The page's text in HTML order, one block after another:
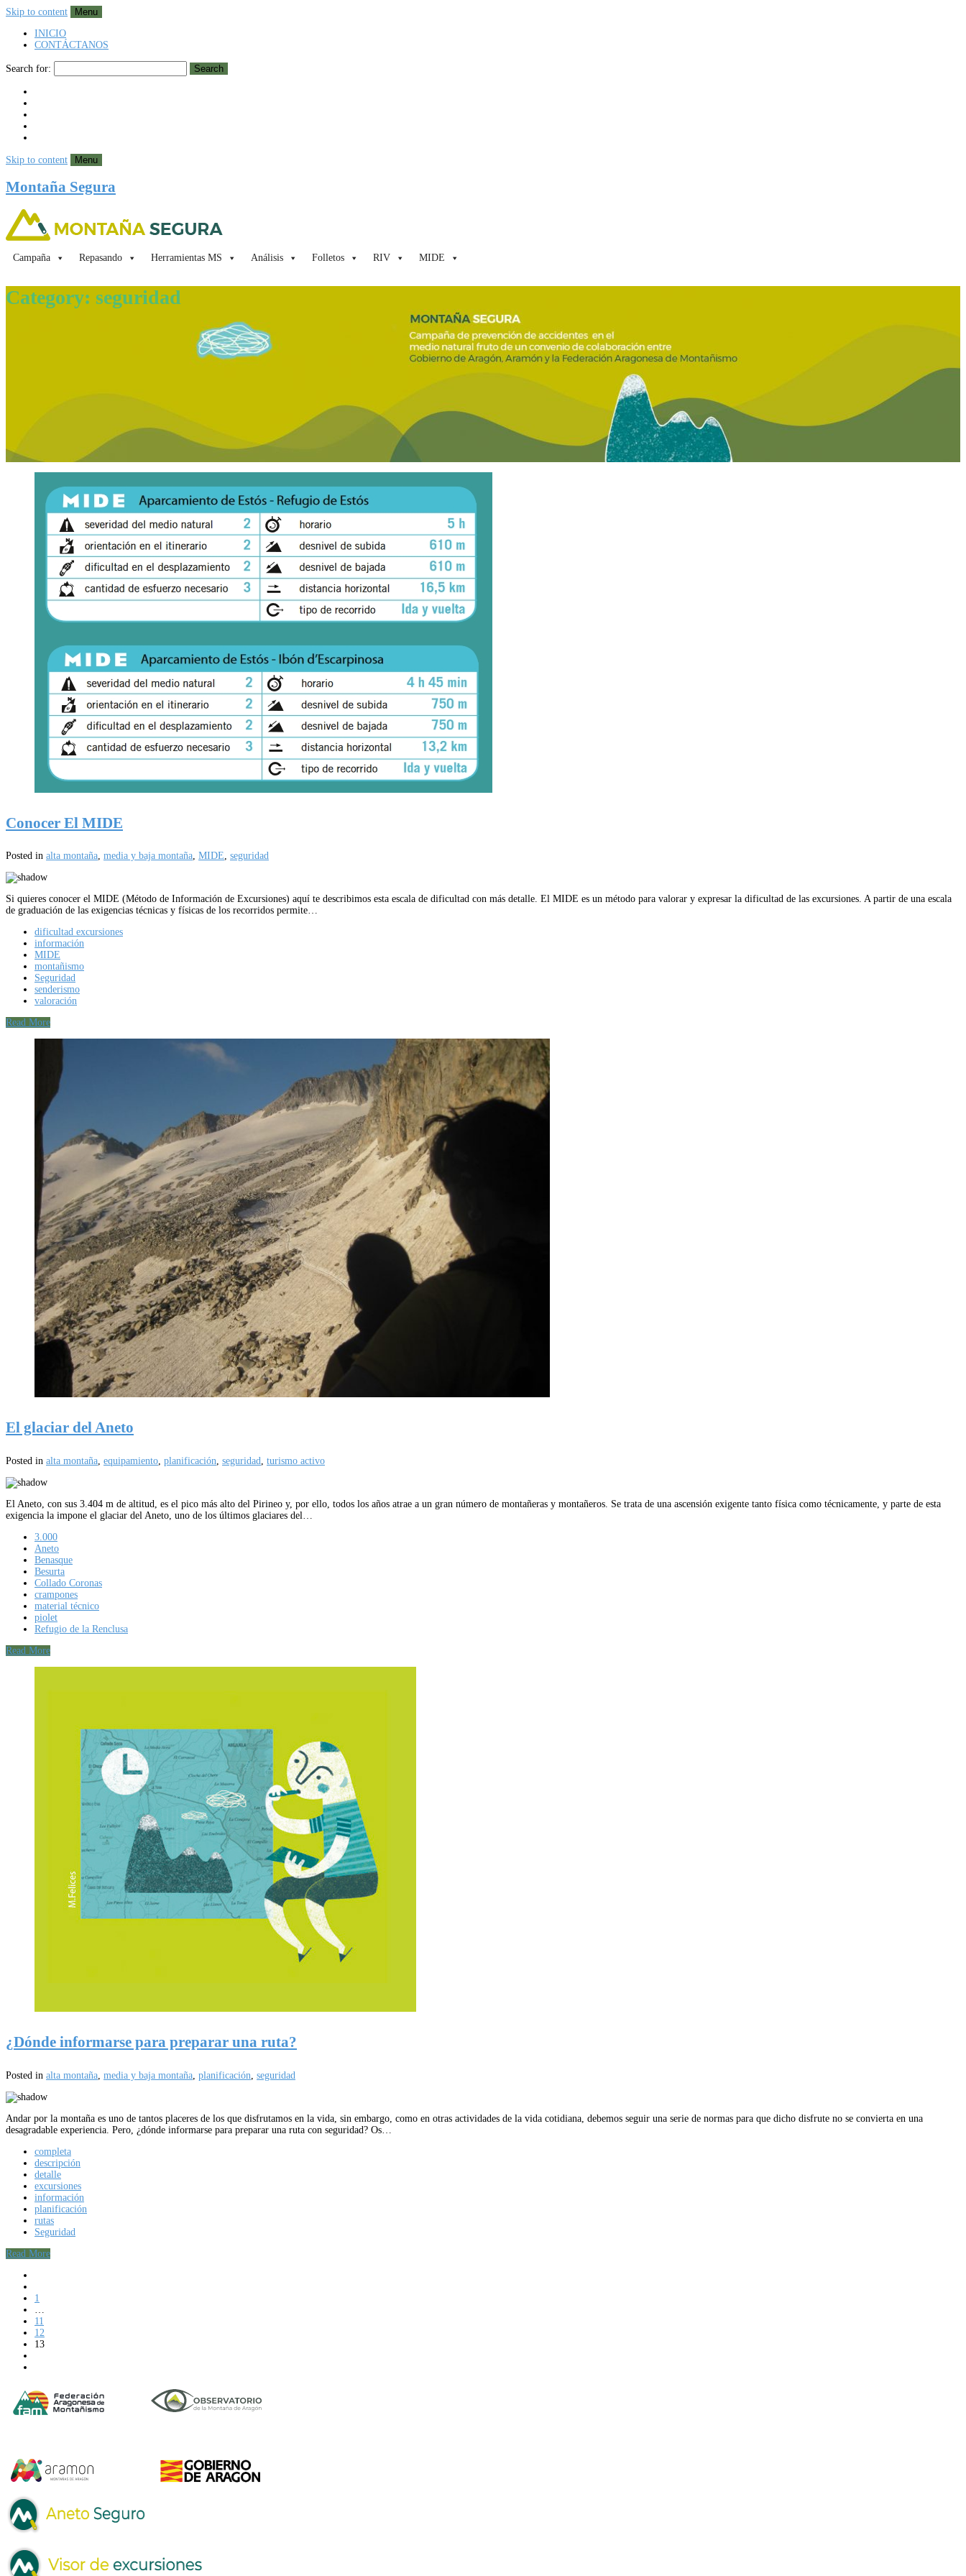
Skip to content
Menu
INICIO
CONTÁCTANOS
Search for: Search
Skip to content Menu
Montaña Segura
Campaña Repasando Herramientas MS Análisis Folletos RIV MIDE
Category: seguridad
Conocer El MIDE
Posted in alta montaña, media y baja montaña, MIDE, seguridad
Si quieres conocer el MIDE (Método de Información de Excursiones) aquí te describimos esta escala de dificultad con más detalle. El MIDE es un método para valorar y expresar la dificultad de las excursiones. A partir de una escala
de graduación de las exigencias técnicas y físicas de los recorridos permite…
dificultad excursiones
información
MIDE
montañismo
Seguridad
senderismo
valoración
Read More
El glaciar del Aneto
Posted in alta montaña, equipamiento, planificación, seguridad, turismo activo
El Aneto, con sus 3.404 m de altitud, es el pico más alto del Pirineo y, por ello, todos los años atrae a un gran número de montañeras y montañeros. Se trata de una ascensión exigente tanto física como técnicamente, y parte de esta
exigencia la impone el glaciar del Aneto, uno de los últimos glaciares del…
3.000
Aneto
Benasque
Besurta
Collado Coronas
crampones
material técnico
piolet
Refugio de la Renclusa
Read More
¿Dónde informarse para preparar una ruta?
Posted in alta montaña, media y baja montaña, planificación, seguridad
Andar por la montaña es uno de tantos placeres de los que disfrutamos en la vida, sin embargo, como en otras actividades de la vida cotidiana, debemos seguir una serie de normas para que dicho disfrute no se convierta en una
desagradable experiencia. Pero, ¿dónde informarse para preparar una ruta con seguridad? Os…
completa
descripción
detalle
excursiones
información
planificación
rutas
Seguridad
Read More
1
…
11
12
13